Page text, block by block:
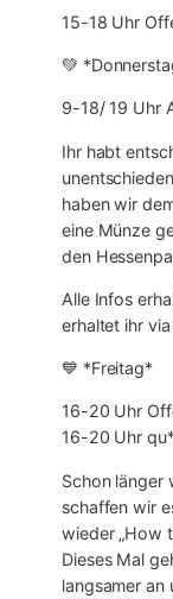
15-18 Uhr
💚
9-18/ 19 Uhr
Ihr habt
haben wir
eine Münze
den
Alle Infos
erhaltet ihr
💙 *Freitag*
16-20 Uhr
16-20 Uhr
Schon länger
schaffen wir
wieder „How
Dieses Mal
langsamer an